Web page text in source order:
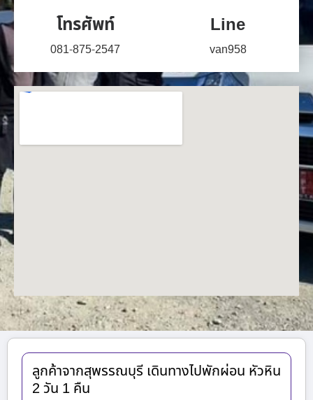
โทรศัพท์
081-875-2547
Line
van958
ลูกค้าจากสุพรรณบุรี เดินทางไปพักผ่อน หัวหิน
2 วัน 1 คืน